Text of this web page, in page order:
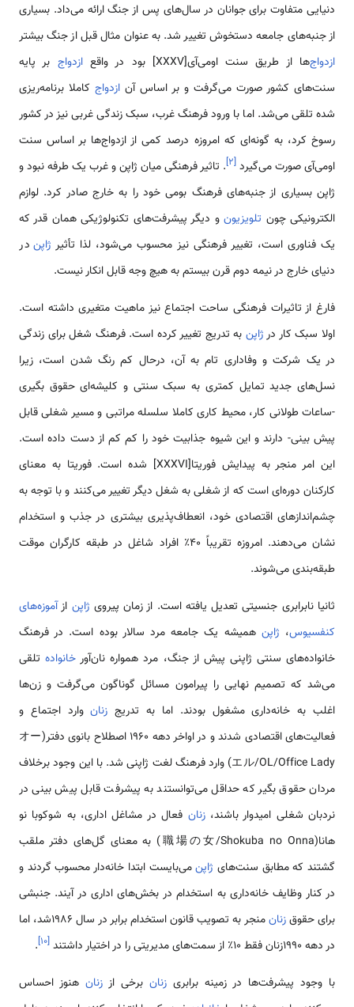
دنیایی متفاوت برای جوانان در سال‌های پس از جنگ ارائه می‌داد. بسیاری
از جنبه‌های جامعه دستخوش تغییر شد. به عنوان مثال قبل از جنگ بیشتر
ازدواج‌ها از طریق سنت اومی‌آی[XXXV] بود در واقع ازدواج بر پایه
سنت‌های کشور صورت می‌گرفت و بر اساس آن ازدواج کاملا برنامه‌ریزی
شده تلقی می‌شد. اما با ورود فرهنگ غرب، سبک زندگی غربی نیز در کشور
رسوخ کرد، به گونه‌ای که امروزه درصد کمی از ازدواج‌ها بر اساس سنت
اومی‌آی صورت می‌گیرد [۲]. تاثیر فرهنگی میان ژاپن و غرب یک طرفه نبود و
ژاپن بسیاری از جنبه‌های فرهنگ بومی خود را به خارج صادر کرد. لوازم
الکترونیکی چون تلویزیونو دیگر پیشرفت‌های تکنولوژیکی همان قدر که
یک فناوری است، تغییر فرهنگی نیز محسوب می‌شود، لذا تأثیر ژاپندر
دنیای خارج در نیمه دوم قرن بیستم به هیچ وجه قابل انکار نیست.
فارغ از تاثیرات فرهنگی ساحت اجتماع نیز ماهیت متغیری داشته است.
اولا سبک کار درژاپن به تدریج تغییر کرده است. فرهنگ شغل برای زندگی
در یک شرکت و وفاداری تام به آن، درحال کم رنگ شدن است، زیرا
نسل‌های جدید تمایل کمتری به سبک سنتی و کلیشه‌ای حقوق بگیری
-ساعات طولانی کار، محیط کاری کاملا سلسله مراتبی و مسیر شغلی قابل
پیش بینی- دارند و این شیوه جذابیت خود را کم کم از دست داده است.
این امر منجر به پیدایش فوریتا[XXXVI] شده است. فوریتا به معنای
کارکنان دوره‌ای است که از شغلی به شغل دیگر تغییر می‌کنند و با توجه به
چشم‌اندازهای اقتصادی خود، انعطاف‌پذیری بیشتری در جذب و استخدام
نشان می‌دهند. امروزه تقریباً 40٪ افراد شاغل در طبقه کارگران موقت
طبقه‌بندی می‌شوند.
ثانیا نابرابری جنسیتی تعدیل یافته است. از زمان پیروی ژاپن ازآموزه‌های
کنفسیوس، ژاپن همیشه یک جامعه مرد سالار بوده است. در فرهنگ
خانواده‌های سنتی ژاپنی پیش از جنگ، مرد همواره نان‌آور خانوادهتلقی
می‌شد که تصمیم نهایی را پیرامون مسائل گوناگون می‌گرفت و زن‌ها
اغلب به خانه‌داری مشغول بودند. اما به تدریج زنانوارد اجتماع و
فعالیت‌های اقتصادی شدند و در اواخر دهه 1960 اصطلاح بانوی دفتر(オー
エル/OL/Office Lady) وارد فرهنگ لغت ژاپنی شد. با این وجود برخلاف
مردان حقوق بگیر که حداقل می‌توانستند به پیشرفت قابل پیش بینی در
نردبان شغلی امیدوار باشند،زنان فعال در مشاغل اداری، به شوكوبا نو
هانا(職場の女/Shokuba no Onna) به معنای گل‌های دفتر ملقب
گشتند که مطابق سنت‌های ژاپنمی‌بایست ابتدا خانه‌دار محسوب گردند و
در کنار وظایف‌ خانه‌داری به استخدام در بخش‌های اداری در آیند. جنبشی
برای حقوقزنان
منجر به تصویب قانون استخدام برابر در سال 1986شد، اما
در دهه 1990زنان فقط 10٪ از سمت‌های مدیریتی را در اختیار داشتند
[۱۰]
.
با وجود پیشرفت‌ها در زمینه برابری زنان برخی از زنان هنوز احساس